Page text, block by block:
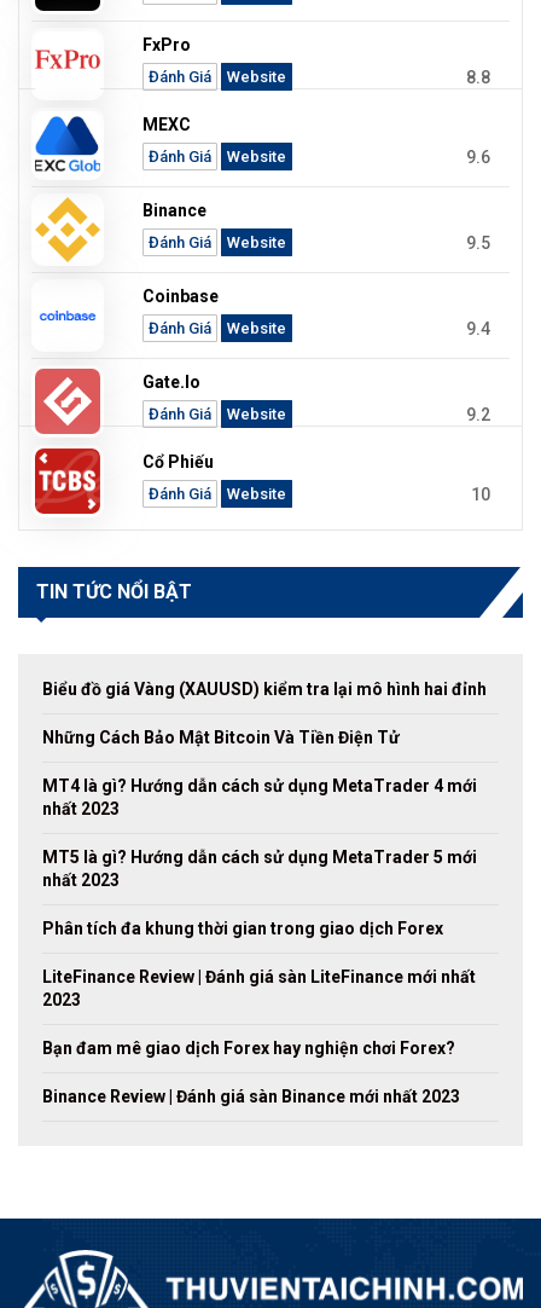
FxPro
Đánh Giá Website 8.8
MEXC
Đánh Giá Website 9.6
Binance
Đánh Giá Website 9.5
Coinbase
Đánh Giá Website 9.4
Gate.io
Đánh Giá Website 9.2
Cổ Phiếu
Đánh Giá Website 10
TIN TỨC NỔI BẬT
Biểu đồ giá Vàng (XAUUSD) kiểm tra lại mô hình hai đỉnh
Những Cách Bảo Mật Bitcoin Và Tiền Điện Tử
MT4 là gì? Hướng dẫn cách sử dụng MetaTrader 4 mới
nhất 2023
MT5 là gì? Hướng dẫn cách sử dụng MetaTrader 5 mới
nhất 2023
Phân tích đa khung thời gian trong giao dịch Forex
LiteFinance Review | Đánh giá sàn LiteFinance mới nhất
2023
Bạn đam mê giao dịch Forex hay nghiện chơi Forex?
Binance Review | Đánh giá sàn Binance mới nhất 2023